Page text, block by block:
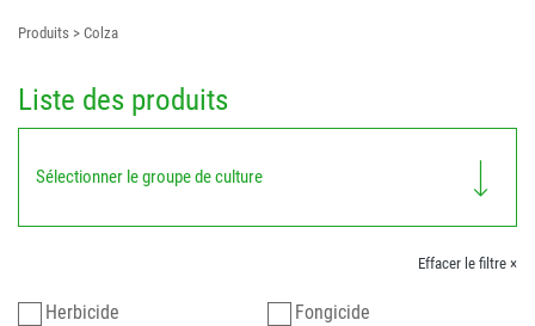
Produits > Colza
Liste des produits
Sélectionner le groupe de culture
Effacer le filtre ×
Herbicide
Fongicide